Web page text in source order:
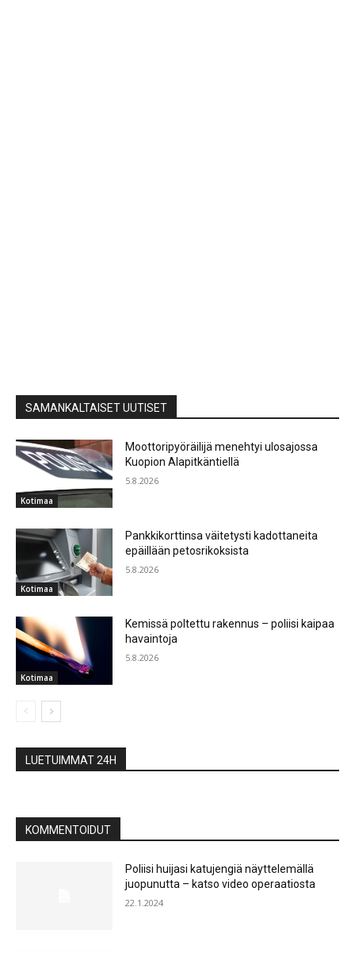
SAMANKALTAISET UUTISET
Kotimaa
Moottoripyöräilijä menehtyi ulosajossa
Kuopion Alapitkäntiellä
5.8.2026
Kotimaa
Pankkikorttinsa väitetysti kadottaneita
epäillään petosrikoksista
5.8.2026
Kotimaa
Kemissä poltettu rakennus – poliisi kaipaa
havaintoja
5.8.2026
LUETUIMMAT 24H
KOMMENTOIDUT
Poliisi huijasi katujengiä näyttelemällä
juopunutta – katso video operaatiosta
22.1.2024